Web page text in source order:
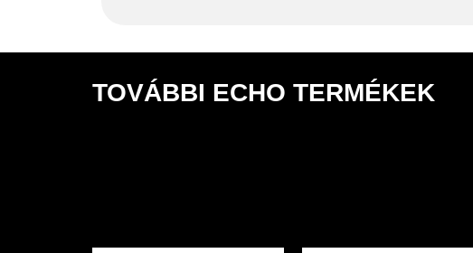
TOVÁBBI ECHO TERMÉKEK